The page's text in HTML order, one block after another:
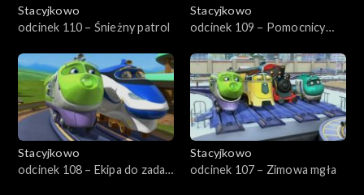
Stacyjkowo
odcinek 110 – Śnieżny patrol
Stacyjkowo
odcinek 109 – Pomocnicy
Stacyjkowo
odcinek 108 – Ekipa do zadań
Stacyjkowo
odcinek 107 – Zimowa mgła